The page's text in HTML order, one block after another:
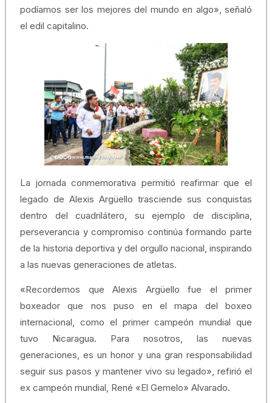
podíamos ser los mejores del mundo en algo», señaló
el edil capitalino.
La jornada conmemorativa permitió reafirmar que el
legado de Alexis Argüello trasciende sus conquistas
dentro del cuadrilátero, su ejemplo de disciplina,
perseverancia y compromiso continúa formando parte
de la historia deportiva y del orgullo nacional, inspirando
a las nuevas generaciones de atletas.
«Recordemos que Alexis Argüello fue el primer
boxeador que nos puso en el mapa del boxeo
internacional, como el primer campeón mundial que
tuvo Nicaragua. Para nosotros, las nuevas
generaciones, es un honor y una gran responsabilidad
seguir sus pasos y mantener vivo su legado», refirió el
ex campeón mundial, René «El Gemelo» Alvarado.